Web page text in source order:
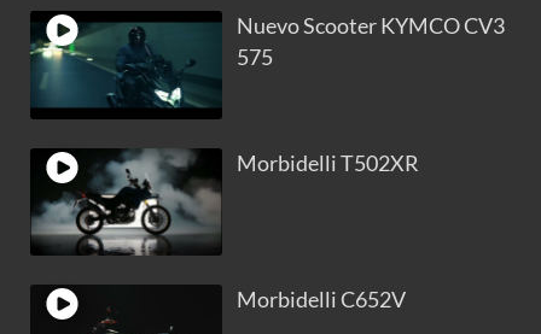
Nuevo Scooter KYMCO CV3
575
Morbidelli T502XR
Morbidelli C652V